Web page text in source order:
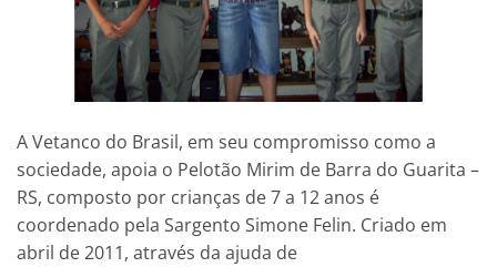
A Vetanco do Brasil, em seu compromisso como a
sociedade, apoia o Pelotão Mirim de Barra do Guarita –
RS, composto por crianças de 7 a 12 anos é
coordenado pela Sargento Simone Felin. Criado em
abril de 2011, através da ajuda de